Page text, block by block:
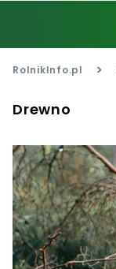
RolnikInfo.pl >
Drewno